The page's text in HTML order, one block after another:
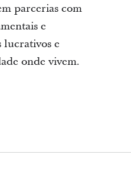
parcerias com
e
lucrativos e
onde vivem.